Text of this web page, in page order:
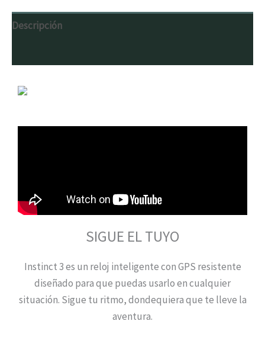
Descripción
SIGUE EL TUYO
Instinct 3 es un reloj inteligente con GPS resistente
diseñado para que puedas usarlo en cualquier
situación. Sigue tu ritmo, dondequiera que te lleve la
aventura.